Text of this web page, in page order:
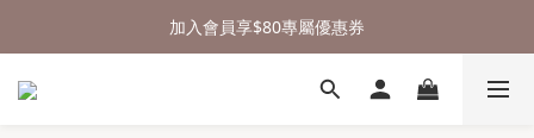
⌛行李箱結帳 72折 至8/9止
加入會員享$80專屬優惠券
🎁 送禮沒頭緒，來測驗看看吧